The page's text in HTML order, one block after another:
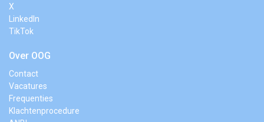
X
LinkedIn
TikTok
Over OOG
Contact
Vacatures
Frequenties
Klachtenprocedure